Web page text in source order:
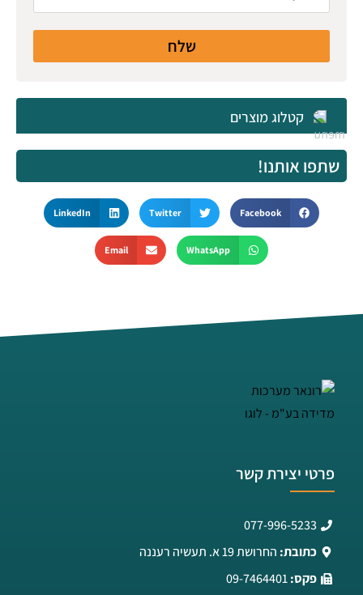
שלח
קטלוג מוצרים
שתפו אותנו!
Facebook
Twitter
LinkedIn
WhatsApp
Email
פרטי יצירת קשר
077-996-5233
כתובת: החרושת 19 א. תעשיה רעננה
פקס:09-7464401